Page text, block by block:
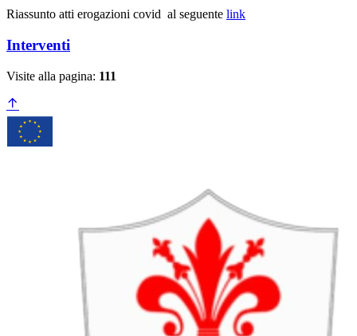
Riassunto atti erogazioni covid al seguente link
Interventi
Visite alla pagina: 111